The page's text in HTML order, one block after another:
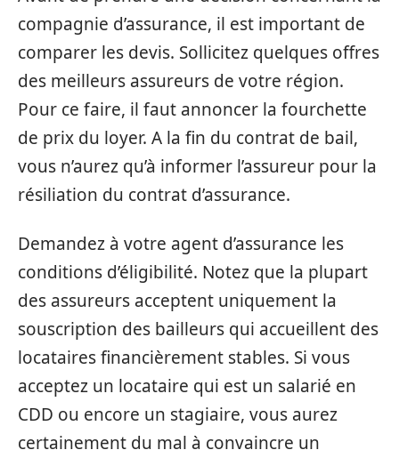
compagnie d’assurance, il est important de
comparer les devis. Sollicitez quelques offres
des meilleurs assureurs de votre région.
Pour ce faire, il faut annoncer la fourchette
de prix du loyer. A la fin du contrat de bail,
vous n’aurez qu’à informer l’assureur pour la
résiliation du contrat d’assurance.
Demandez à votre agent d’assurance les
conditions d’éligibilité. Notez que la plupart
des assureurs acceptent uniquement la
souscription des bailleurs qui accueillent des
locataires financièrement stables. Si vous
acceptez un locataire qui est un salarié en
CDD ou encore un stagiaire, vous aurez
certainement du mal à convaincre un